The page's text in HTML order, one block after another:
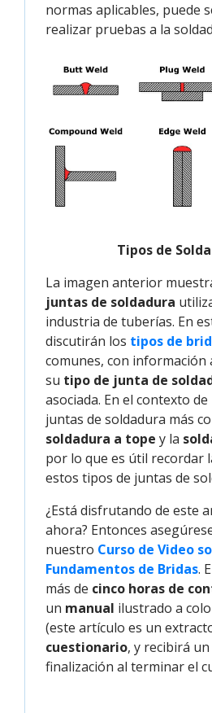
normas aplicables, puede
realizar pruebas a la
Tipos de
La imagen anterior
juntas de soldadura
industria de tuberías. En
discutirán los tipos de
comunes, con información
su tipo de junta de
asociada. En el contexto
juntas de soldadura más
soldadura a tope y la
por lo que es útil recordar
estos tipos de juntas de
¿Está disfrutando de este
ahora? Entonces
nuestro Curso de Video
Fundamentos de Bridas.
más de cinco horas de
un manual ilustrado a
(este artículo es un
cuestionario, y recibirá un
finalización al terminar el